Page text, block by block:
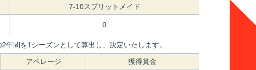
7-10スプリットメイド
0
間を1シーズンとして算出し、決定いたします。
アベレージ
獲得賞金